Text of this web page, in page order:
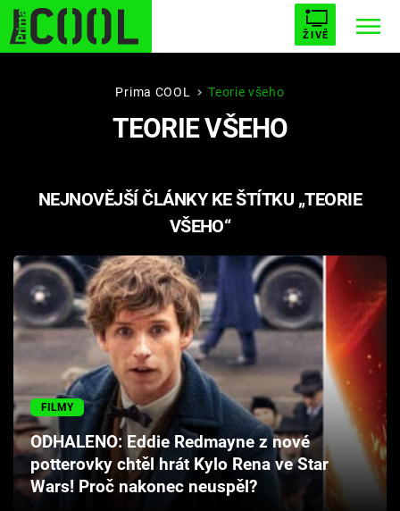
ŽIVĚ
STARHOUSE BUFFY, PŘEMOŽITELKA UPÍRŮ
PLNEJ KOTEL AVENGERS 5
Filmy
Seriály
Cool Esport
Pořady
Prima COOL Teorie všeho
TEORIE VŠEHO
NEJNOVĚJŠÍ ČLÁNKY KE ŠTÍTKU „TEORIE
VŠEHO“
FILMY
ODHALENO: Eddie Redmayne z nové
potterovky chtěl hrát Kylo Rena ve Star
Wars! Proč nakonec neuspěl?